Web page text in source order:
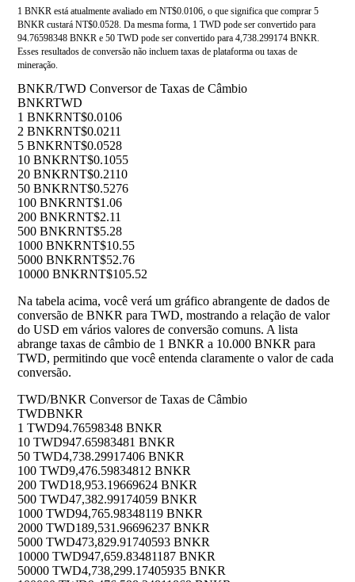
1 BNKR está atualmente avaliado em NT$0.0106, o que significa que comprar 5
BNKR custará NT$0.0528. Da mesma forma, 1 TWD pode ser convertido para
94.76598348 BNKR e 50 TWD pode ser convertido para 4,738.299174 BNKR.
Esses resultados de conversão não incluem taxas de plataforma ou taxas de
mineração.
BNKR/TWD Conversor de Taxas de Câmbio
BNKRTWD
1 BNKRNT$0.0106
2 BNKRNT$0.0211
5 BNKRNT$0.0528
10 BNKRNT$0.1055
20 BNKRNT$0.2110
50 BNKRNT$0.5276
100 BNKRNT$1.06
200 BNKRNT$2.11
500 BNKRNT$5.28
1000 BNKRNT$10.55
5000 BNKRNT$52.76
10000 BNKRNT$105.52
Na tabela acima, você verá um gráfico abrangente de dados de
conversão de BNKR para TWD, mostrando a relação de valor
do USD em vários valores de conversão comuns. A lista
abrange taxas de câmbio de 1 BNKR a 10.000 BNKR para
TWD, permitindo que você entenda claramente o valor de cada
conversão.
TWD/BNKR Conversor de Taxas de Câmbio
TWDBNKR
1 TWD94.76598348 BNKR
10 TWD947.65983481 BNKR
50 TWD4,738.29917406 BNKR
100 TWD9,476.59834812 BNKR
200 TWD18,953.19669624 BNKR
500 TWD47,382.99174059 BNKR
1000 TWD94,765.98348119 BNKR
2000 TWD189,531.96696237 BNKR
5000 TWD473,829.91740593 BNKR
10000 TWD947,659.83481187 BNKR
50000 TWD4,738,299.17405935 BNKR